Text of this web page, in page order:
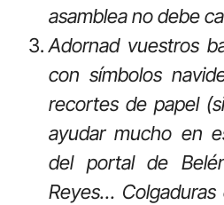
asamblea no debe
Adornad vuestros
con símbolos
recortes de papel
ayudar mucho en
del portal de
Reyes…